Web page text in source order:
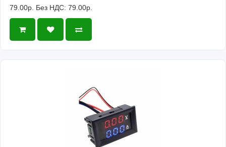
79.00р. Без НДС: 79.00р.